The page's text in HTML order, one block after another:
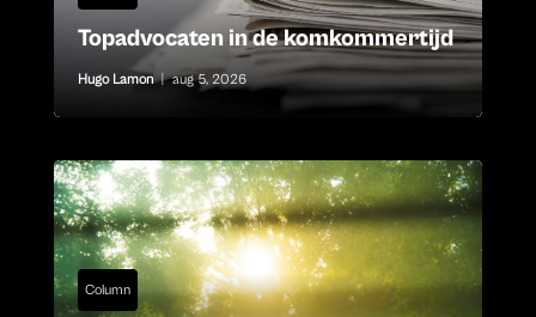
Topadvocaten in de komkommertijd
Hugo Lamon | aug 5, 2026
Column